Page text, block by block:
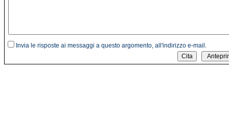
Invia le risposte ai messaggi a questo argomento, all'indirizzo e-mail.